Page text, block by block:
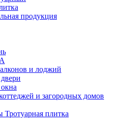
продукция
и лоджий
и загородных домов
плитка